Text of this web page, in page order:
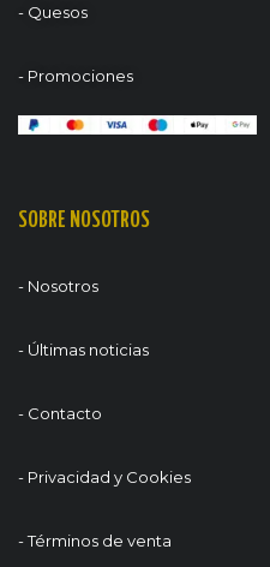
- Quesos
- Promociones
SOBRE NOSOTROS
- Nosotros
- Últimas noticias
- Contacto
- Privacidad y Cookies
- Términos de venta